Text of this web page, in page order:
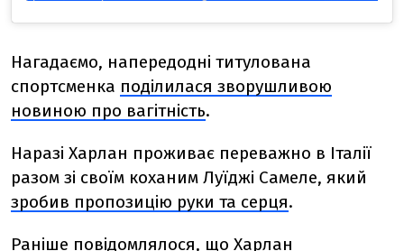
Нагадаємо, напередодні титулована
спортсменка поділилася зворушливою
новиною про вагітність.
Наразі Харлан проживає переважно в Італії
разом зі своїм коханим Луїджі Самеле, який
зробив пропозицію руки та серця.
Раніше повідомлялося, що Харлан